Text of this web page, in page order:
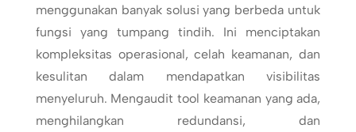
menggunakan banyak solusi yang berbeda untuk
fungsi yang tumpang tindih. Ini menciptakan
kompleksitas operasional, celah keamanan, dan
kesulitan dalam mendapatkan visibilitas
menyeluruh. Mengaudit tool keamanan yang ada,
menghilangkan redundansi, dan